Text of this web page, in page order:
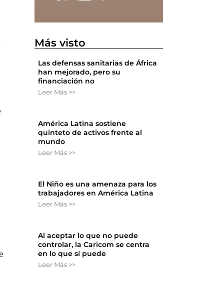
Más visto
Las defensas sanitarias de África
han mejorado, pero su
financiación no
Leer Más >>
América Latina sostiene
quinteto de activos frente al
mundo
Leer Más >>
El Niño es una amenaza para los
trabajadores en América Latina
Leer Más >>
Al aceptar lo que no puede
controlar, la Caricom se centra
en lo que sí puede
Leer Más >>